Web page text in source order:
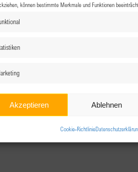
können bestimmte Merkmale und Funktionen
Akzeptieren Ablehnen
Cookie-Richtlinie
16.01.2026 @ 18:00
mit. Wie üblich kein
im Angebot? Wir freuen uns über ein